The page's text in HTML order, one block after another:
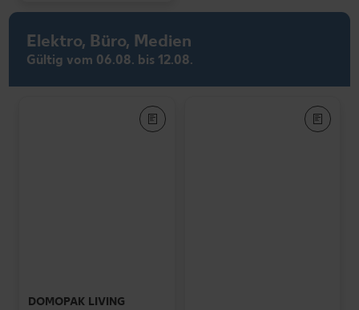
Elektro, Büro, Medien
Gültig vom 06.08. bis 12.08.
DOMOPAK LIVING